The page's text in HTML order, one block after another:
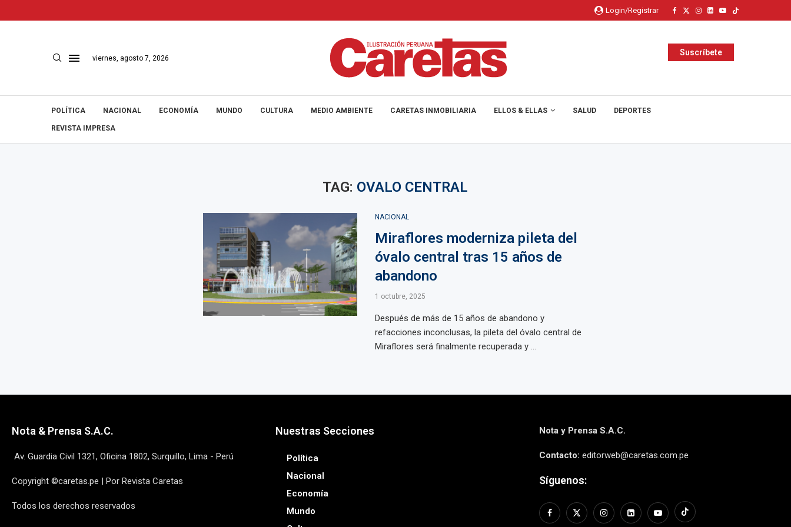
Login/Registrar
viernes, agosto 7, 2026
Suscríbete
POLÍTICA NACIONAL ECONOMÍA MUNDO CULTURA MEDIO AMBIENTE CARETAS INMOBILIARIA ELLOS & ELLAS SALUD DEPORTES
REVISTA IMPRESA
TAG: OVALO CENTRAL
NACIONAL
Miraflores moderniza pileta del
óvalo central tras 15 años de
abandono
1 octubre, 2025
Después de más de 15 años de abandono y
refacciones inconclusas, la pileta del óvalo central de
Miraflores será finalmente recuperada y ...
Nota & Prensa S.A.C.
Av. Guardia Civil 1321, Oficina 1802, Surquillo, Lima - Perú
Copyright ©caretas.pe | Por Revista Caretas
Todos los derechos reservados
Nuestras Secciones
Política
Nacional
Economía
Mundo
Nota y Prensa S.A.C.
Contacto: editorweb@caretas.com.pe
Síguenos: